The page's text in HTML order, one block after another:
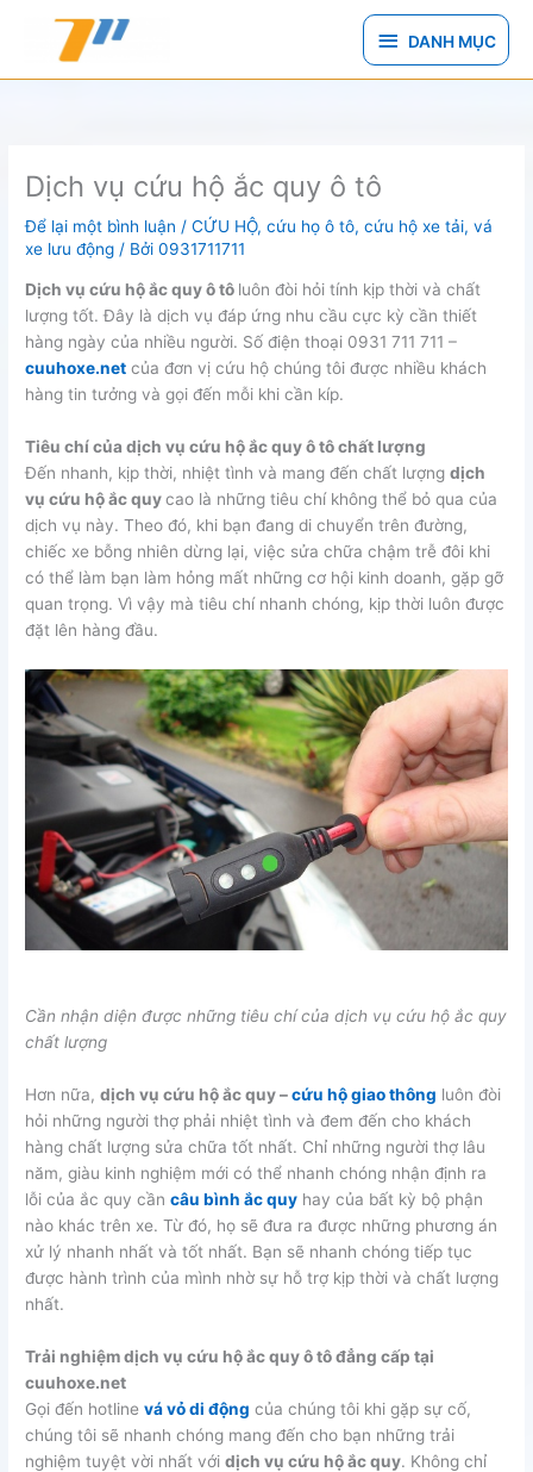
DANH
MỤC
DANH MỤC
Dịch vụ cứu hộ ắc quy ô tô
Để lại một bình luận /CỨU HỘ,cứu họ ô tô,cứu hộ xe tải,vá
xe lưu động / Bởi0931711711
Dịch vụ cứu hộ ắc quy ô tô luôn đòi hỏi tính kịp thời và chất
lượng tốt. Đây là dịch vụ đáp ứng nhu cầu cực kỳ cần thiết
hàng ngày của nhiều người. Số điện thoại 0931 711 711 –
cuuhoxe.net của đơn vị cứu hộ chúng tôi được nhiều khách
hàng tin tưởng và gọi đến mỗi khi cần kíp.
Tiêu chí của dịch vụ cứu hộ ắc quy ô tô chất lượng
Đến nhanh, kịp thời, nhiệt tình và mang đến chất lượngdịch
vụ cứu hộ ắc quycao là những tiêu chí không thể bỏ qua của
dịch vụ này. Theo đó, khi bạn đang di chuyển trên đường,
chiếc xe bỗng nhiên dừng lại, việc sửa chữa chậm trễ đôi khi
có thể làm bạn làm hỏng mất những cơ hội kinh doanh, gặp gỡ
quan trọng. Vì vậy mà tiêu chí nhanh chóng, kịp thời luôn được
đặt lên hàng đầu.
Cần nhận diện được những tiêu chí của dịch vụ cứu hộ ắc quy
chất lượng
Hơn nữa,dịch vụ cứu hộ ắc quy –cứu hộ giao thông luôn đòi
hỏi những người thợ phải nhiệt tình và đem đến cho khách
hàng chất lượng sửa chữa tốt nhất. Chỉ những người thợ lâu
năm, giàu kinh nghiệm mới có thể nhanh chóng nhận định ra
lỗi của ắc quy cầncâu bình ắc quy hay của bất kỳ bộ phận
nào khác trên xe. Từ đó, họ sẽ đưa ra được những phương án
xử lý nhanh nhất và tốt nhất. Bạn sẽ nhanh chóng tiếp tục
được hành trình của mình nhờ sự hỗ trợ kịp thời và chất lượng
nhất.
Trải nghiệm dịch vụ cứu hộ ắc quy ô tô đẳng cấp tại
cuuhoxe.net
Gọi đến hotlinevá vỏ di động của chúng tôi khi gặp sự cố,
chúng tôi sẽ nhanh chóng mang đến cho bạn những trải
nghiệm tuyệt vời nhất vớidịch vụ cứu hộ ắc quy. Không chỉ